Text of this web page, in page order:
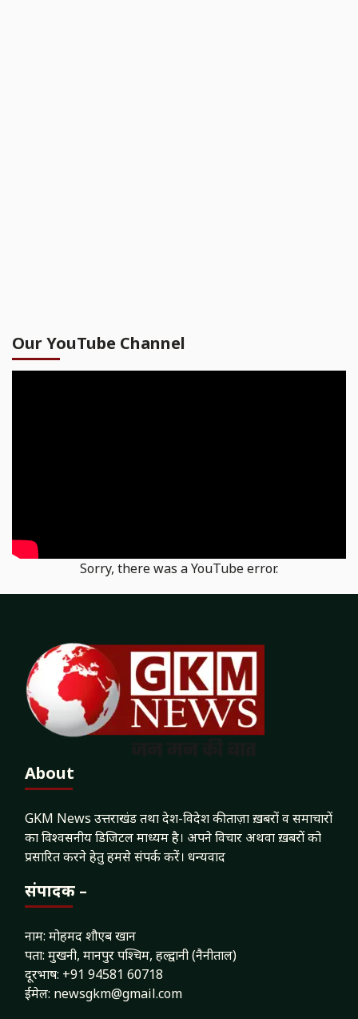
Our YouTube Channel
Sorry, there was a YouTube error.
About
GKM News उत्तराखंड तथा देश-विदेश की ताज़ा ख़बरों व समाचारों
का विश्वसनीय डिजिटल माध्यम है। अपने विचार अथवा ख़बरों को
प्रसारित करने हेतु हमसे संपर्क करें। धन्यवाद
संपादक –
नाम: मोहमद शौएब खान
पता: मुखनी, मानपुर पश्चिम, हल्द्वानी (नैनीताल)
दूरभाष: +91 94581 60718
ईमेल: newsgkm@gmail.com